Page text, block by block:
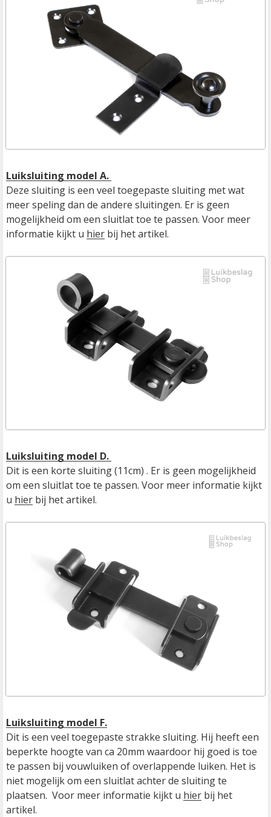
Luiksluiting model A.
Deze sluiting is een veel toegepaste sluiting met wat
meer speling dan de andere sluitingen. Er is geen
mogelijkheid om een sluitlat toe te passen. Voor meer
informatie kijkt u hier bij het artikel.
Luiksluiting model D.
Dit is een korte sluiting (11cm) . Er is geen mogelijkheid
om een sluitlat toe te passen. Voor meer informatie kijkt
u hier bij het artikel.
Luiksluiting model F.
Dit is een veel toegepaste strakke sluiting. Hij heeft een
beperkte hoogte van ca 20mm waardoor hij goed is toe
te passen bij vouwluiken of overlappende luiken. Het is
niet mogelijk om een sluitlat achter de sluiting te
plaatsen.  Voor meer informatie kijkt u hier bij het
artikel.